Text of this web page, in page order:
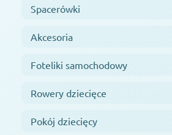
Spacerówki
Akcesoria
Foteliki samochodowy
Rowery dziecięce
Pokój dziecięcy